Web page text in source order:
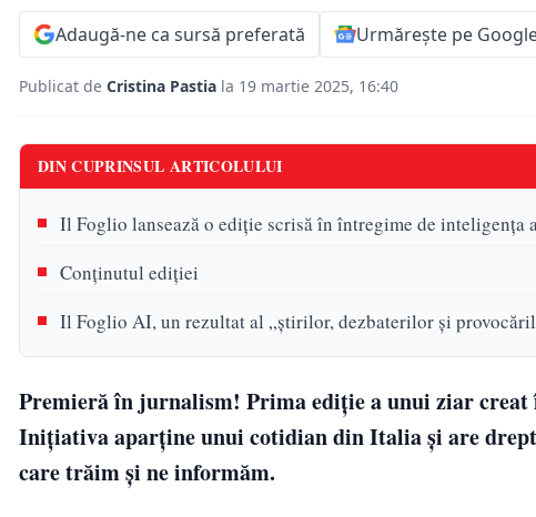
Adaugă-ne ca sursă preferată Urmărește pe
Publicat de Cristina Pastia la 19 martie 2025, 16:40
DIN CUPRINSUL ARTICOLULUI
Il Foglio lansează o ediție scrisă în întregime de inteligența
Conținutul ediției
Il Foglio AI, un rezultat al „știrilor, dezbaterilor și
Premieră în jurnalism! Prima ediție a unui ziar
Inițiativa aparține unui cotidian din Italia și are
care trăim și ne informăm.